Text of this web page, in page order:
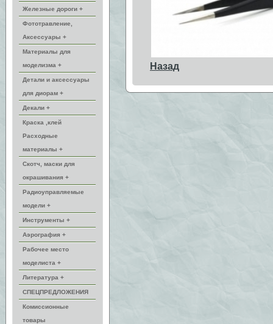
Железные дороги +
Фототравление,
Аксессуары +
Материалы для
моделизма +
Детали и аксессуары
для диорам +
Декали +
Краска ,клей
Расходные
материалы +
Скотч, маски для
окрашивания +
Радиоуправляемые
модели +
Инструменты +
Аэрография +
Рабочее место
моделиста +
Литература +
СПЕЦПРЕДЛОЖЕНИЯ
Комиссионные
товары
Назад